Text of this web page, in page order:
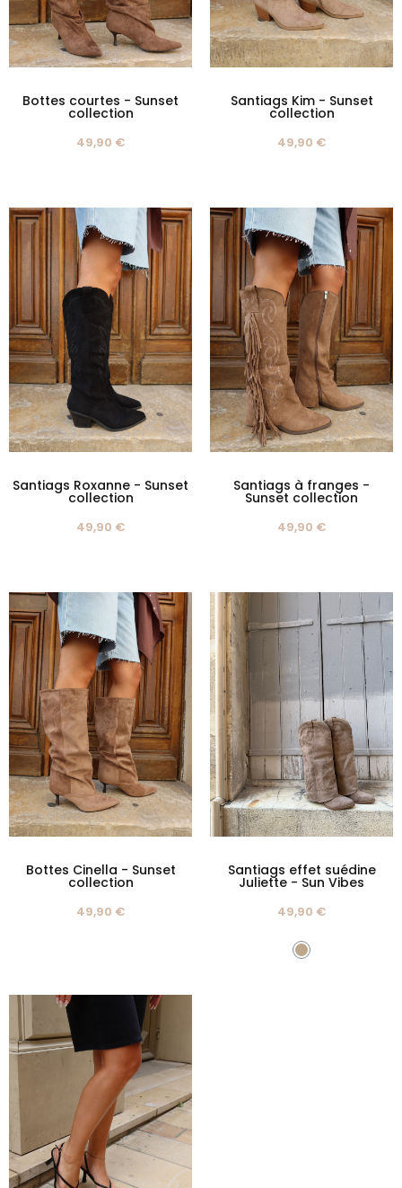
Bottes courtes - Sunset
collection
49,90 €
Santiags Kim - Sunset
collection
49,90 €
Santiags Roxanne - Sunset
collection
49,90 €
Santiags à franges -
Sunset collection
49,90 €
Bottes Cinella - Sunset
collection
49,90 €
Santiags effet suédine
Juliette - Sun Vibes
49,90 €